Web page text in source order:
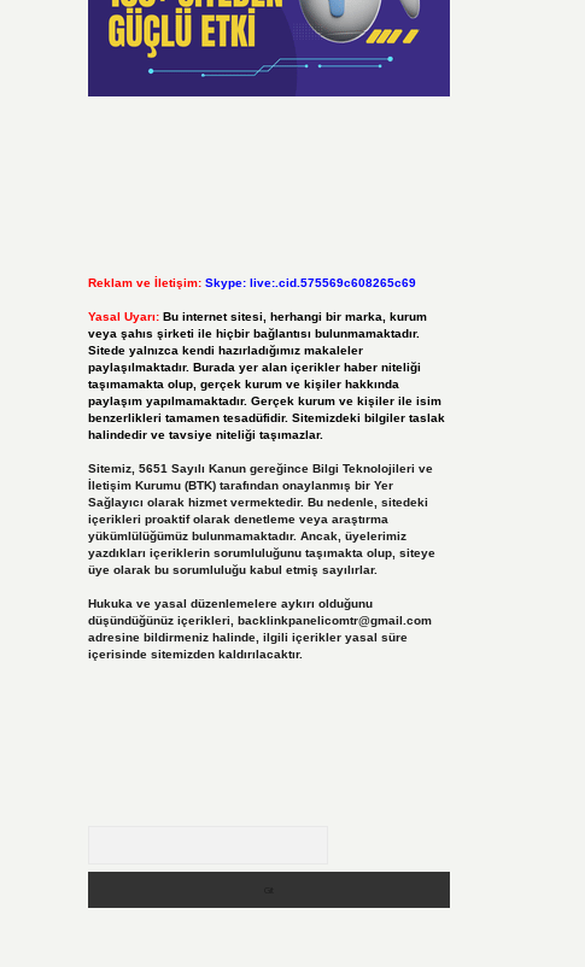
Reklam ve İletişim: Skype: live:.cid.575569c608265c69
Yasal Uyarı: Bu internet sitesi, herhangi bir marka, kurum
veya şahıs şirketi ile hiçbir bağlantısı bulunmamaktadır.
Sitede yalnızca kendi hazırladığımız makaleler
paylaşılmaktadır. Burada yer alan içerikler haber niteliği
taşımamakta olup, gerçek kurum ve kişiler hakkında
paylaşım yapılmamaktadır. Gerçek kurum ve kişiler ile isim
benzerlikleri tamamen tesadüfidir. Sitemizdeki bilgiler taslak
halindedir ve tavsiye niteliği taşımazlar.
Sitemiz, 5651 Sayılı Kanun gereğince Bilgi Teknolojileri ve
İletişim Kurumu (BTK) tarafından onaylanmış bir Yer
Sağlayıcı olarak hizmet vermektedir. Bu nedenle, sitedeki
içerikleri proaktif olarak denetleme veya araştırma
yükümlülüğümüz bulunmamaktadır. Ancak, üyelerimiz
yazdıkları içeriklerin sorumluluğunu taşımakta olup, siteye
üye olarak bu sorumluluğu kabul etmiş sayılırlar.
Hukuka ve yasal düzenlemelere aykırı olduğunu
düşündüğünüz içerikleri, backlinkpanelicomtr@gmail.com
adresine bildirmeniz halinde, ilgili içerikler yasal süre
içerisinde sitemizden kaldırılacaktır.